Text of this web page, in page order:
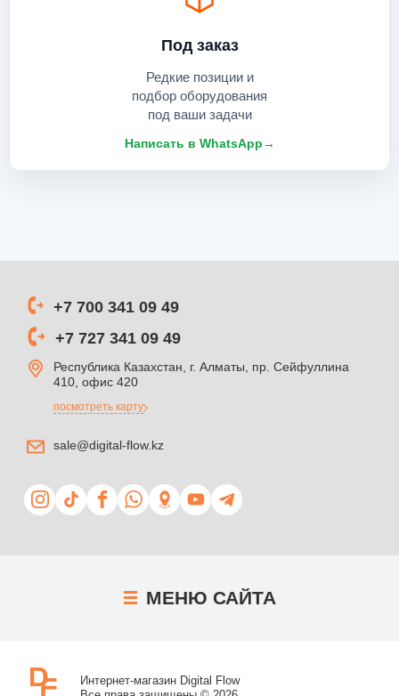
Под заказ
Редкие позиции и
подбор оборудования
под ваши задачи
Написать в WhatsApp→
+7 700 341 09 49
+7 727 341 09 49
Республика Казахстан, г. Алматы, пр. Сейфуллина
410, офис 420
посмотреть карту
sale@digital-flow.kz
МЕНЮ САЙТА
Интернет-магазин Digital Flow